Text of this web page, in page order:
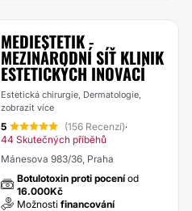
MEDIESTETIK -
MEZINÁRODNÍ SÍŤ KLINIK
ESTETICKÝCH INOVACÍ
Estetická chirurgie, Dermatologie,
zobrazit více
5 (156 Recenzí)·
44 Skutečných příběhů
Mánesova 983/36, Praha
Botulotoxin proti poceníod
16.000Kč
Možnosti financování